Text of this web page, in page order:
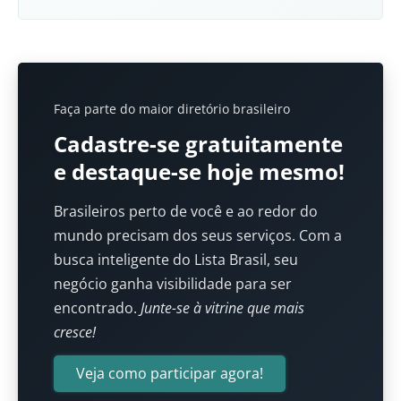
Faça parte do maior diretório brasileiro
Cadastre-se gratuitamente
e destaque-se hoje mesmo!
Brasileiros perto de você e ao redor do
mundo precisam dos seus serviços. Com a
busca inteligente do Lista Brasil, seu
negócio ganha visibilidade para ser
encontrado. Junte-se à vitrine que mais
cresce!
Veja como participar agora!